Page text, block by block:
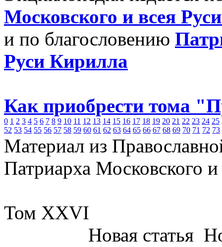
Московского и всея
и по благословению
Руси Кирилла
Как приобрести тома
0 1 2 3 4 5 6 7 8 9 10 11 12 13 14 15 16 17 18 19 20 21 22 23 24 25
52 53 54 55 56 57 58 59 60 61 62 63 64 65 66 67 68 69 70 71 72 73
Материал из
Патриарха Московского
Том XXVI
Новая статья